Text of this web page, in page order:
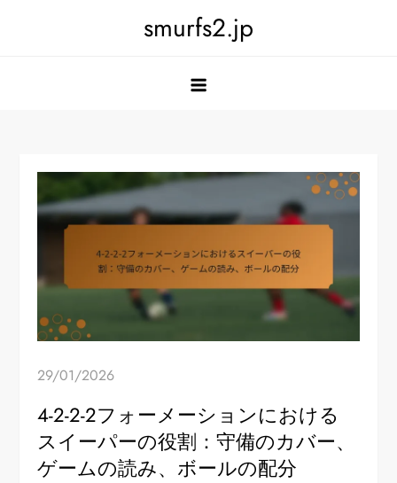
smurfs2.jp
29/01/2026
4-2-2-2フォーメーションにおける
スイーパーの役割：守備のカバー、
ゲームの読み、ボールの配分